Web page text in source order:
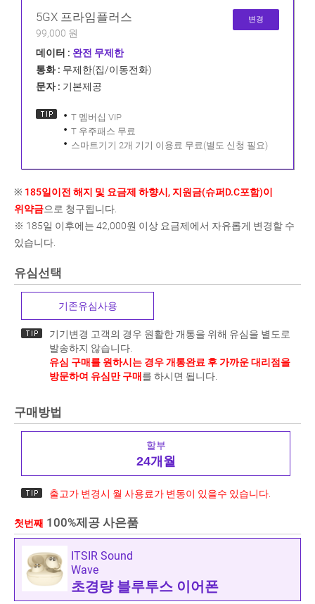
5GX 프라임플러스
99,000 원
변경
데이터 : 완전 무제한
통화 : 무제한(집/이동전화)
문자 : 기본제공
T 멤버십 VIP
T 우주패스 무료
스마트기기 2개 기기 이용료 무료(별도 신청 필요)
※ 185일이전 해지 및 요금제 하향시, 지원금(슈퍼D.C포함)이
위약금으로 청구됩니다.
※ 185일 이후에는 42,000원 이상 요금제에서 자유롭게 변경할 수
있습니다.
유심선택
기존유심사용
기기변경 고객의 경우 원활한 개통을 위해 유심을 별도로
발송하지 않습니다.
유심 구매를 원하시는 경우 개통완료 후 가까운 대리점을
방문하여 유심만 구매 를 하시면 됩니다.
구매방법
할부
24개월
출고가 변경시 월 사용료가 변동이 있을수 있습니다.
첫번째 100%제공 사은품
ITSIR Sound
Wave
초경량 블루투스 이어폰